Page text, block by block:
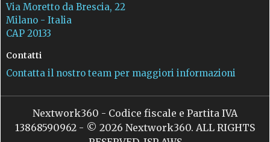
Via Moretto da Brescia, 22
Milano - Italia
CAP 20133
Contatti
Contatta il nostro team per maggiori informazioni
Nextwork360 - Codice fiscale e Partita IVA
13868590962 - © 2026 Nextwork360. ALL RIGHTS